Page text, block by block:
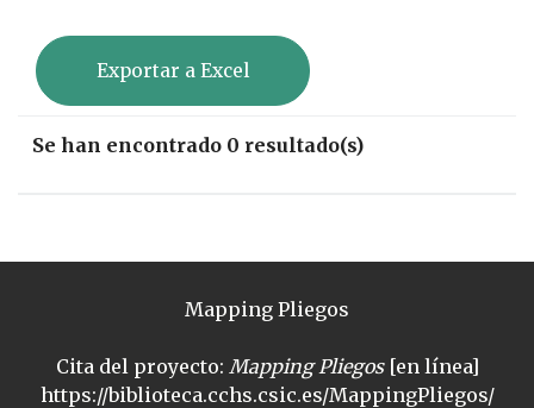
Exportar a Excel
Se han encontrado 0 resultado(s)
Mapping Pliegos
Cita del proyecto: Mapping Pliegos[en línea]
https://biblioteca.cchs.csic.es/MappingPliegos/